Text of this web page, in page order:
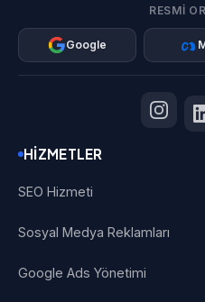
RESMI
Google
HIZMETLER
SEO Hizmeti
Sosyal Medya Reklamları
Google Ads Yönetimi